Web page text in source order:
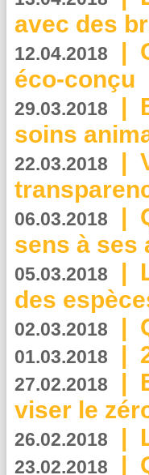
avec des
12.04.2018 |
éco-conçu
29.03.2018 |
soins
22.03.2018 |
06.03.2018 |
sens à ses
05.03.2018 |
des
02.03.2018 |
01.03.2018 |
27.02.2018 |
viser le
26.02.2018 |
23.02.2018 |